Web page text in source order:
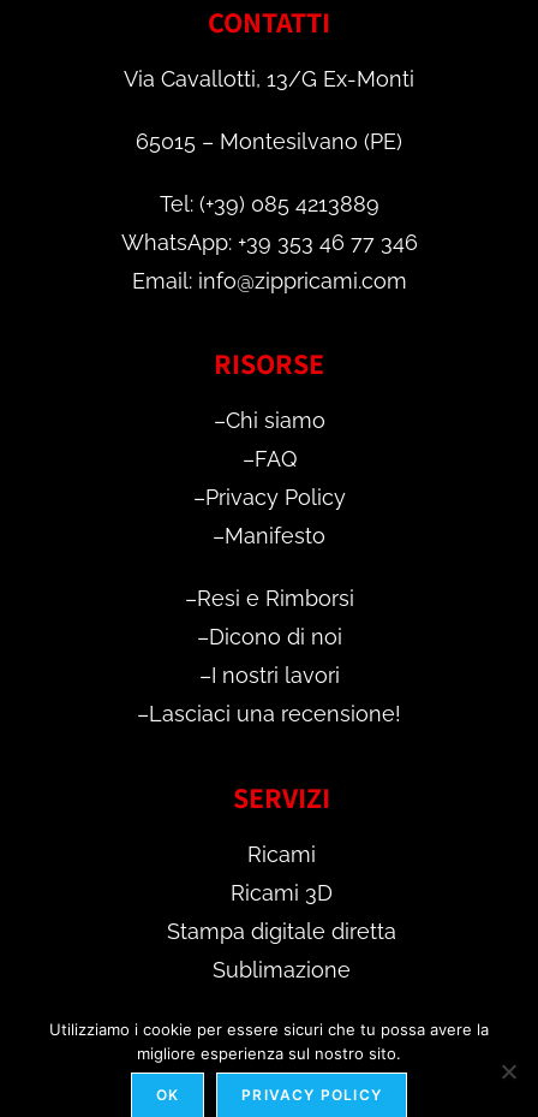
CONTATTI
Via Cavallotti, 13/G Ex-Monti
65015 – Montesilvano (PE)
Tel: (+39) 085 4213889
WhatsApp: +39 353 46 77 346
Email: info@zippricami.com
RISORSE
–Chi siamo
–FAQ
–Privacy Policy
–Manifesto
–Resi e Rimborsi
–Dicono di noi
–I nostri lavori
–Lasciaci una recensione!
SERVIZI
Ricami
Ricami 3D
Stampa digitale diretta
Sublimazione
Scopri il TEST DIGITALE GRATUITO
Utilizziamo i cookie per essere sicuri che tu possa avere la
migliore esperienza sul nostro sito.
OK PRIVACY POLICY